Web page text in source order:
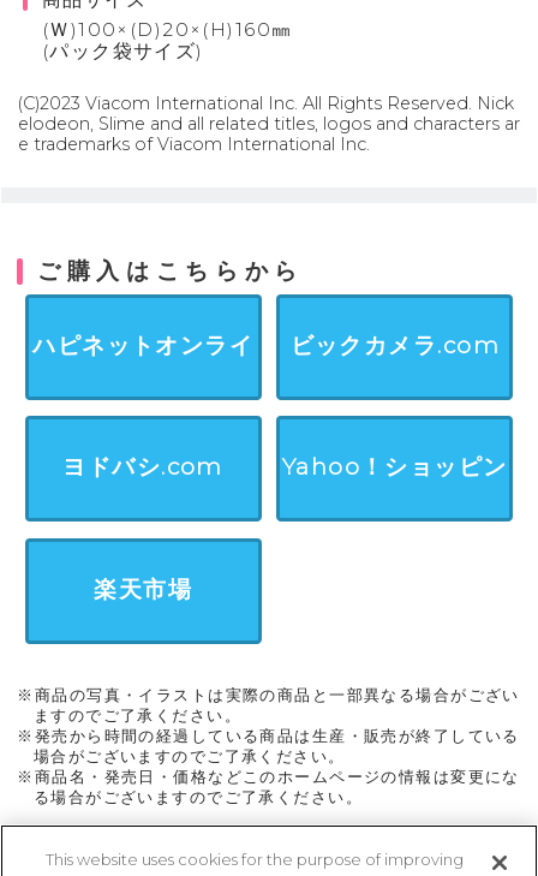
(Ｗ)100×(D)20×(H)160㎜
(パック袋サイズ)
(C)2023 Viacom International Inc. All Rights Reserved. Nick
elodeon, Slime and all related titles, logos and characters ar
e trademarks of Viacom International Inc.
ご購入はこちらから
ハピネットオンライ ビックカメラ.com
ヨドバシ.com Yahoo！ショッピン
楽天市場
※商品の写真・イラストは実際の商品と一部異なる場合がござい
ますのでご了承ください。
※発売から時間の経過している商品は生産・販売が終了している
場合がございますのでご了承ください。
※商品名・発売日・価格などこのホームページの情報は変更にな
る場合がございますのでご了承ください。
This website uses cookies for the purpose of improving